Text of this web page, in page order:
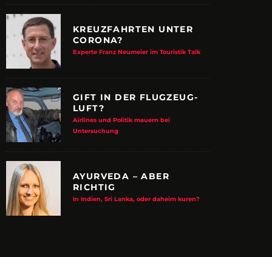
MACHER
System werden Reisen sicherer
ZUPANCIC
KREUZFAHRTEN UNTER
CORONA?
Experte Franz Neumeier im Touristik Talk
GIFT IN DER FLUGZEUG-
LUFT?
Airlines und Politik mauern bei
Untersuchung
AYURVEDA – ABER
RICHTIG
In Indien, Sri Lanka, oder daheim kuren?